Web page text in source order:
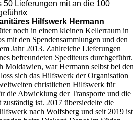
Lieferungen mit an die 100
Hilfswerk Hermann
noch in einem kleinen Kellerraum in
mit den Spendensammlungen und den
Jahr 2013. Zahlreiche Lieferungen
befreundeten Spediteurs durchgeführt.
Moldawien, war Hermann selbst bei den
sich das Hilfswerk der Organisation
christlichen Hilfswerk für
die Abwicklung der Transporte und die
ist. 2017 übersiedelte die
nach Wolfsberg und seit 2019 ist